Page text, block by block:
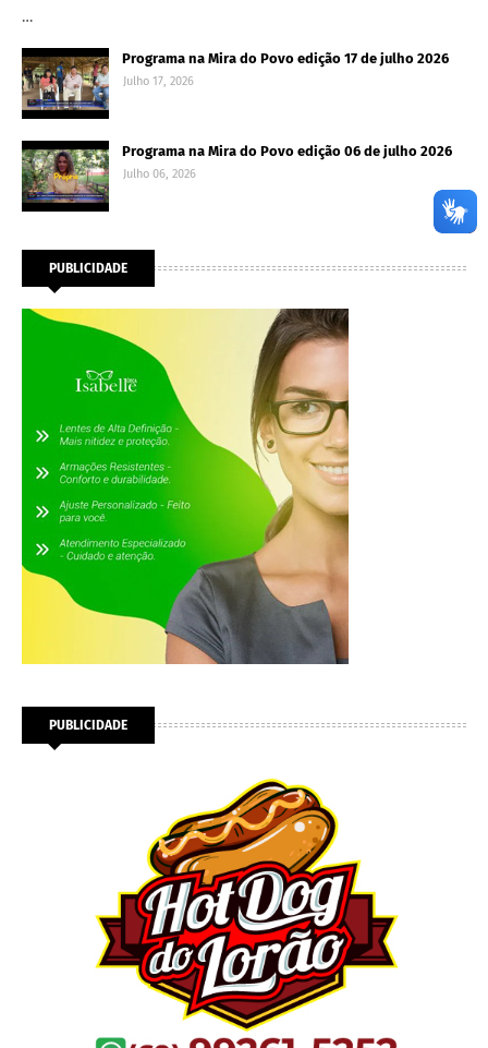
…
Programa na Mira do Povo edição 17 de julho 2026
Julho 17, 2026
Programa na Mira do Povo edição 06 de julho 2026
Julho 06, 2026
PUBLICIDADE
PUBLICIDADE